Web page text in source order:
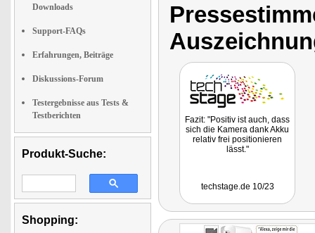
Downloads
Support-FAQs
Erfahrungen, Beiträge
Diskussions-Forum
Testergebnisse aus Tests &
Testberichten
Produkt-Suche:
Shopping:
Fazit: "Positiv ist auch, dass
sich die Kamera dank Akku
relativ frei positionieren
lässt."
techstage.de 10/23